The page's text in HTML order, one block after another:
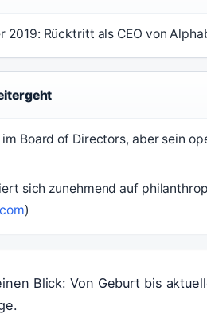
2019: Rücktritt als CEO von
Board of Directors, aber sein
sich zunehmend auf
)
Blick: Von Geburt bis